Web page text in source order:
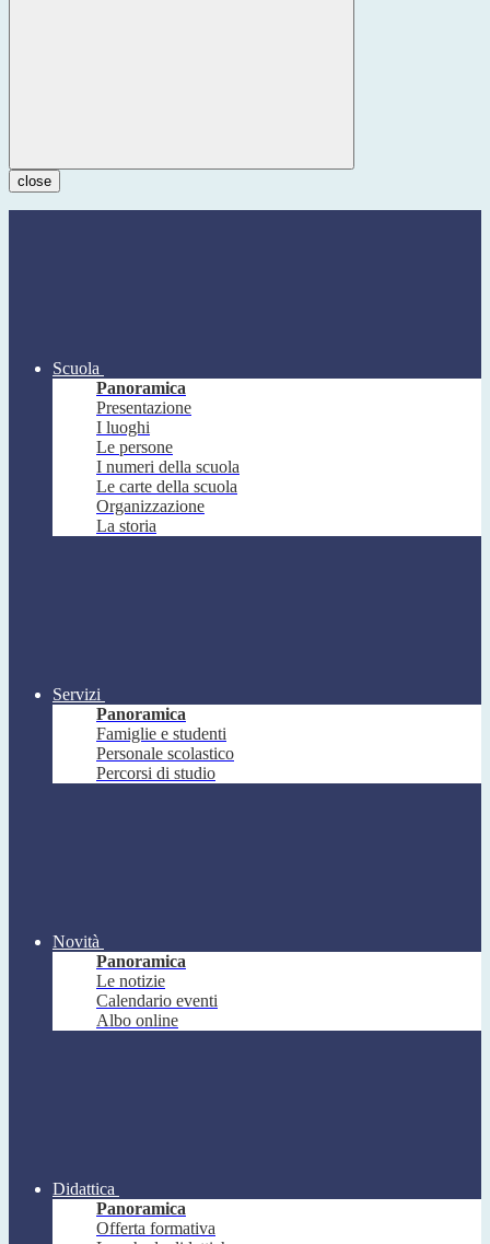
close
Scuola
Panoramica
Presentazione
I luoghi
Le persone
I numeri della scuola
Le carte della scuola
Organizzazione
La storia
Servizi
Panoramica
Famiglie e studenti
Personale scolastico
Percorsi di studio
Novità
Panoramica
Le notizie
Calendario eventi
Albo online
Didattica
Panoramica
Offerta formativa